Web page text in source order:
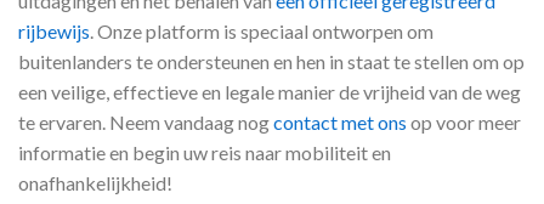
rijbewijs. Onze platform is speciaal ontworpen om
buitenlanders te ondersteunen en hen in staat te stellen om op
een veilige, effectieve en legale manier de vrijheid van de weg
te ervaren. Neem vandaag nogcontact met ons op voor meer
informatie en begin uw reis naar mobiliteit en
onafhankelijkheid!